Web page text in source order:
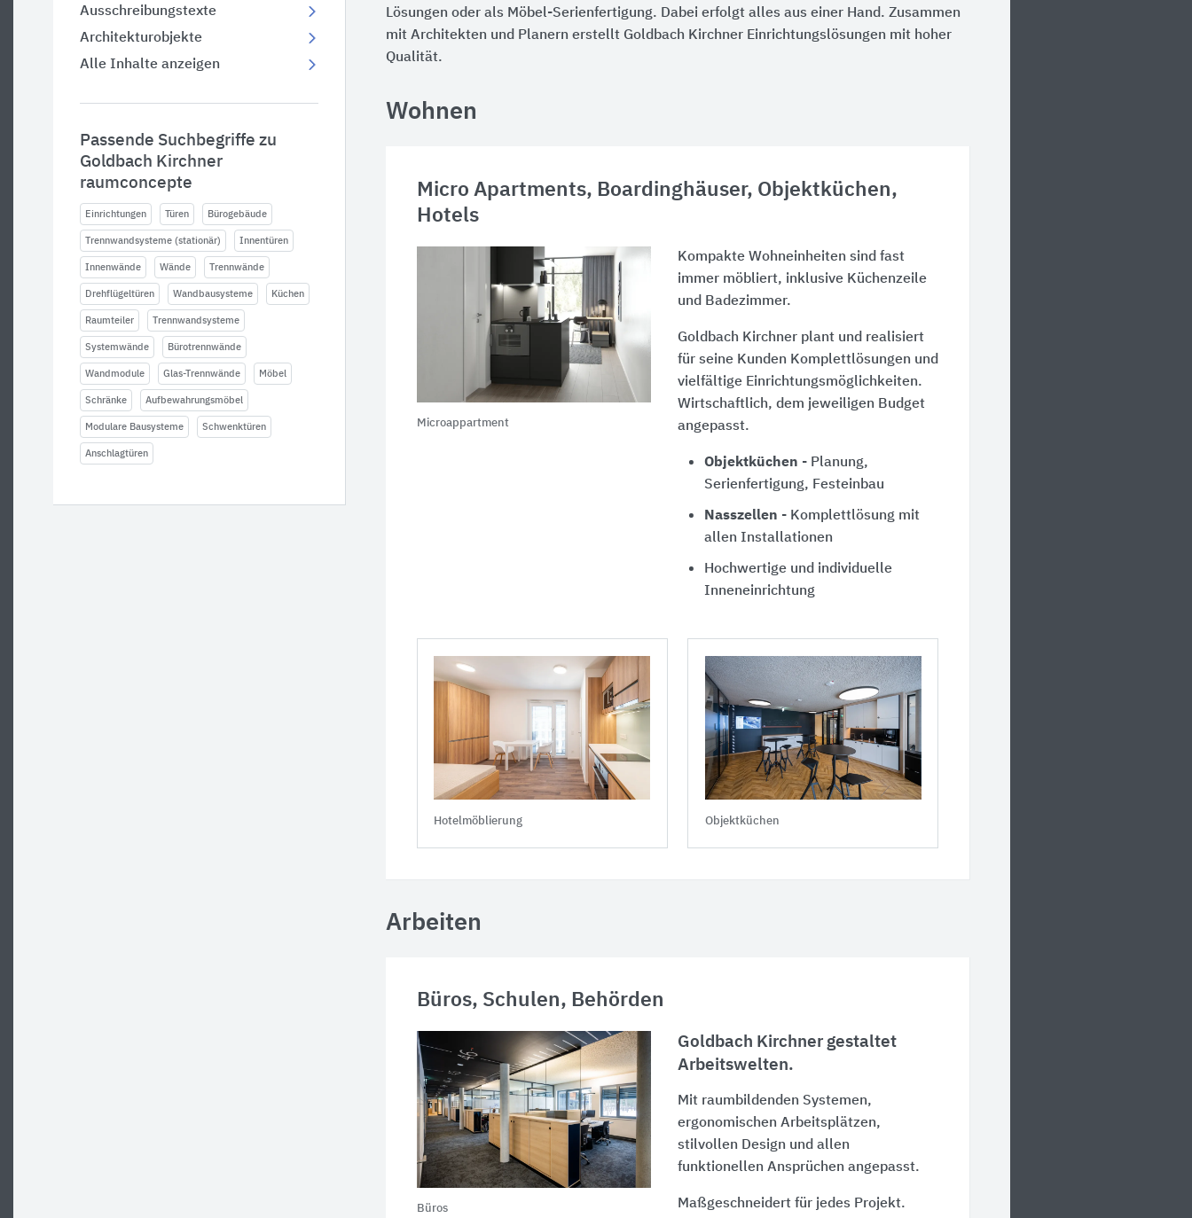
Ausschreibungstexte
Architekturobjekte
Alle Inhalte anzeigen
Passende Suchbegriffe zu
Goldbach Kirchner
raumconcepte
Einrichtungen Türen Bürogebäude
Trennwandsysteme (stationär) Innentüren
Innenwände Wände Trennwände
Drehflügeltüren Wandbausysteme Küchen
Raumteiler Trennwandsysteme
Systemwände Bürotrennwände
Wandmodule Glas-Trennwände Möbel
Schränke Aufbewahrungsmöbel
Modulare Bausysteme Schwenktüren
Anschlagtüren
Lösungen oder als Möbel-Serienfertigung. Dabei erfolgt alles aus einer Hand. Zusammen
mit Architekten und Planern erstellt Goldbach Kirchner Einrichtungslösungen mit hoher
Qualität.
Wohnen
Micro Apartments, Boardinghäuser, Objektküchen,
Hotels
Microappartment
Kompakte Wohneinheiten sind fast
immer möbliert, inklusive Küchenzeile
und Badezimmer.
Goldbach Kirchner plant und realisiert
für seine Kunden Komplettlösungen und
vielfältige Einrichtungsmöglichkeiten.
Wirtschaftlich, dem jeweiligen Budget
angepasst.
Objektküchen - Planung,
Serienfertigung, Festeinbau
Nasszellen - Komplettlösung mit
allen Installationen
Hochwertige und individuelle
Inneneinrichtung
Hotelmöblierung Objektküchen
Arbeiten
Büros, Schulen, Behörden
Büros
Goldbach Kirchner gestaltet
Arbeitswelten.
Mit raumbildenden Systemen,
ergonomischen Arbeitsplätzen,
stilvollen Design und allen
funktionellen Ansprüchen angepasst.
Maßgeschneidert für jedes Projekt.